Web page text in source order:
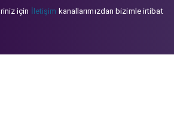
için İletişim kanallarımızdan bizimle irtibat